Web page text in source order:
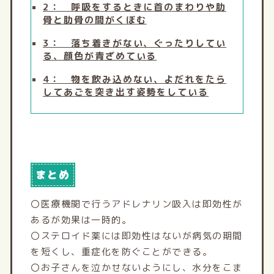
2： 呼吸をするときに首のまわりや肋
骨と肋骨の間がくぼむ
3： 落ち着きがない、ぐったりしてい
る、顔色が青ざめている
4： 物を飲み込めない、よだれをたら
してあごを突き出す姿勢をしている
まとめ
〇医療機関で行うアドレナリン吸入は即効性が
あるが効果は一時的。
〇ステロイド薬には即効性はないが病気の期間
を短くし、重症化を防ぐことができる。
〇お子さんを泣かせないようにし、水分をこま